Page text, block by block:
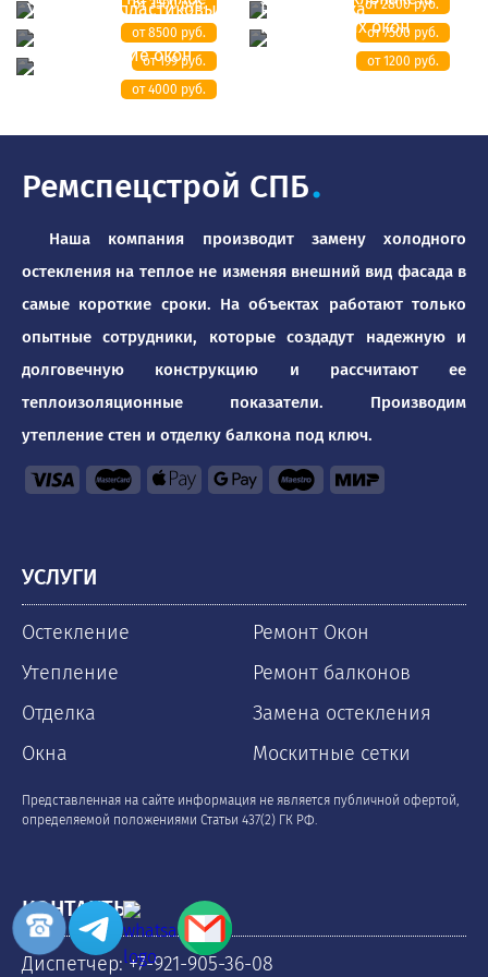
от 3500 руб. от 2800 руб.
от 8500 руб. от 7500 руб.
Утепление пластиковых
окон
от 199 руб.
Регулировка
пластиковых окон
от 1200 руб.
Бронирование окон
от 4000 руб.
Ремспецстрой СПБ.
Наша компания производит замену холодного
остекления на теплое не изменяя внешний вид фасада в
самые короткие сроки. На объектах работают только
опытные сотрудники, которые создадут надежную и
долговечную конструкцию и рассчитают ее
теплоизоляционные показатели. Производим
утепление стен и отделку балкона под ключ.
УСЛУГИ
Остекление
Утепление
Отделка
Окна
Ремонт Окон
Ремонт балконов
Замена остекления
Москитные сетки
Представленная на сайте информация не является публичной офертой,
определяемой положениями Статьи 437(2) ГК РФ.
КОНТАКТЫ
Диспетчер: +7-921-905-36-08